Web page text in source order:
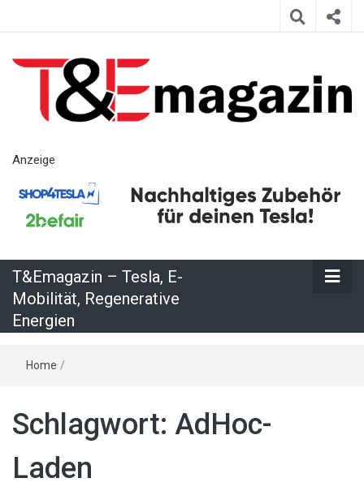
– Tesla, E-
Regenerative
Energien
Anzeige
T&Emagazin – Tesla, E-
Mobilität, Regenerative
Energien
Home /
Schlagwort: AdHoc-
Laden